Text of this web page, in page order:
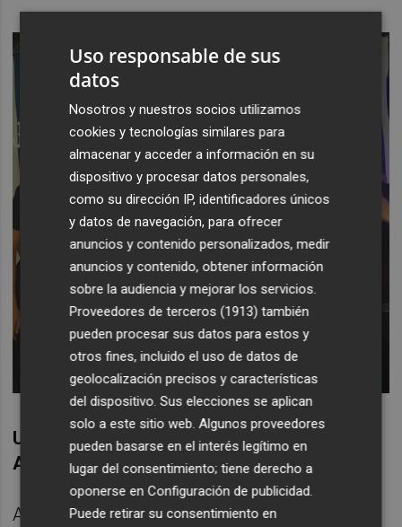
Un día cualquiera de tus vacaciones en
Altea, ¿cómo es?
A primera hora de la mañana ando; también
Uso responsable de sus
datos
Nosotros y nuestros socios utilizamos
cookies y tecnologías similares para
almacenar y acceder a información en su
dispositivo y procesar datos personales,
como su dirección IP, identificadores únicos
y datos de navegación, para ofrecer
anuncios y contenido personalizados, medir
anuncios y contenido, obtener información
sobre la audiencia y mejorar los servicios.
Proveedores de terceros (1913) también
pueden procesar sus datos para estos y
otros fines, incluido el uso de datos de
geolocalización precisos y características
del dispositivo. Sus elecciones se aplican
solo a este sitio web. Algunos proveedores
pueden basarse en el interés legítimo en
lugar del consentimiento; tiene derecho a
oponerse enConfiguración de publicidad.
Puede retirar su consentimiento en